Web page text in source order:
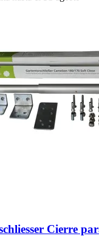
Cierre